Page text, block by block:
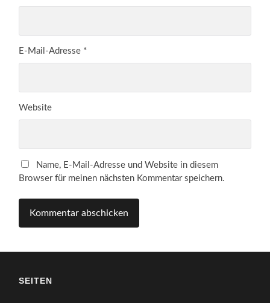
E-Mail-Adresse *
Website
Name, E-Mail-Adresse und Website in diesem
Browser für meinen nächsten Kommentar speichern.
SEITEN